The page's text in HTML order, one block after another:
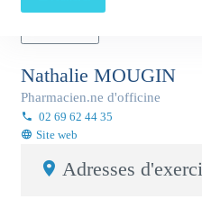
Nathalie MOUGIN
Pharmacien.ne d'officine
02 69 62 44 35
Site web
Adresses